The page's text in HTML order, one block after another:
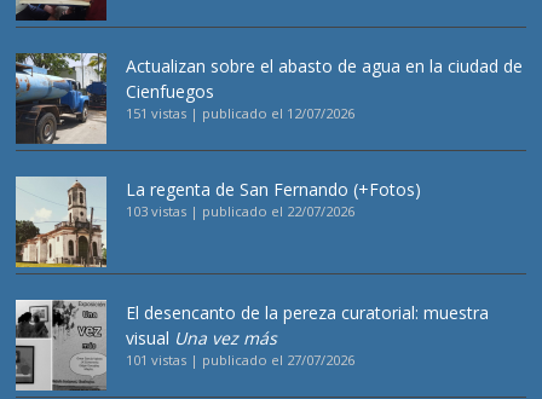
Actualizan sobre el abasto de agua en la ciudad de
Cienfuegos
151 vistas | publicado el 12/07/2026
La regenta de San Fernando (+Fotos)
103 vistas | publicado el 22/07/2026
El desencanto de la pereza curatorial: muestra
visual Una vez más
101 vistas | publicado el 27/07/2026